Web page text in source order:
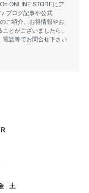
ONLINE STOREにア
ブログ記事や公式
ご紹介、お得情報やお
とがございましたら、
電話等でお問合せ下さい
土